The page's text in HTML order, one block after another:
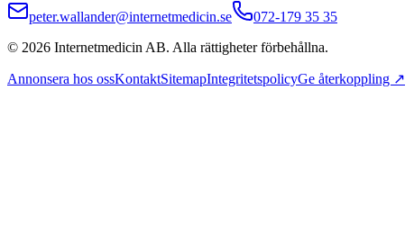
peter.wallander@internetmedicin.se
072-179 35 35
© 2026 Internetmedicin AB. Alla rättigheter förbehållna.
Annonsera hos ossKontaktSitemapIntegritetspolicyGe återkoppling ↗